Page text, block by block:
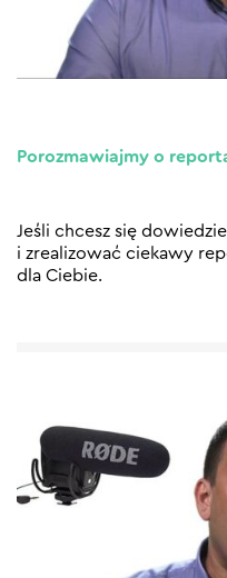
Porozmawiajmy o
Jeśli chcesz się
i zrealizować ciekawy
dla Ciebie.